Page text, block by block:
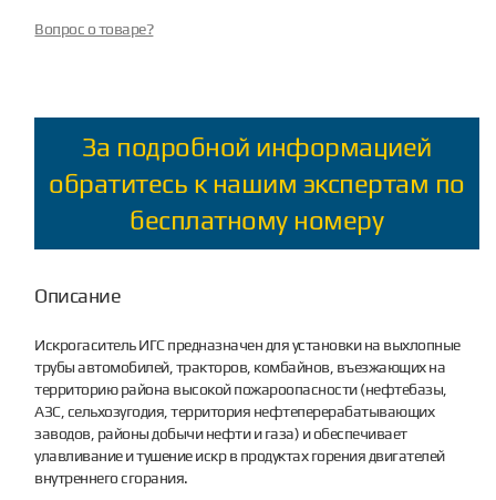
Вопрос о товаре?
За подробной информацией
обратитесь к нашим экспертам по
бесплатному номеру
Описание
Искрогаситель ИГС предназначен для установки на выхлопные
трубы автомобилей, тракторов, комбайнов, въезжающих на
территорию района высокой пожароопасности (нефтебазы,
АЗС, сельхозугодия, территория нефтеперерабатывающих
заводов, районы добычи нефти и газа) и обеспечивает
улавливание и тушение искр в продуктах горения двигателей
внутреннего сгорания.